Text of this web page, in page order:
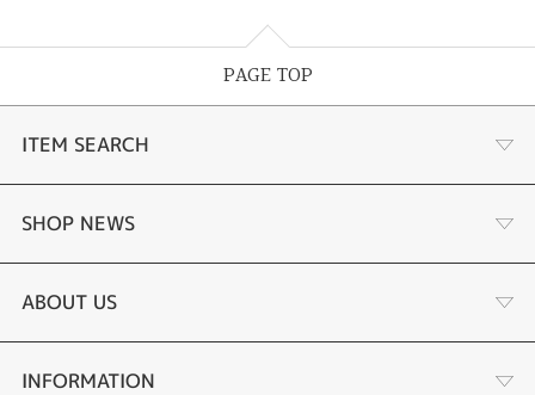
PAGE TOP
ITEM SEARCH
婚約指輪
結婚指輪
セットリング
SHOP NEWS
選ばれる理由まとめ
お客様の声
ABOUT US
会社概要
INFORMATION